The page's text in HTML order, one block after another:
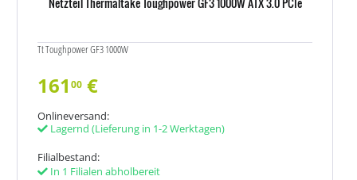
Tt Toughpower GF3 1000W
16100 €
Onlineversand:
Lagernd (Lieferung in 1-2 Werktagen)
Filialbestand:
In 1 Filialen abholbereit